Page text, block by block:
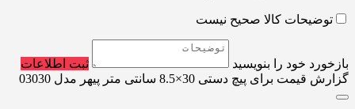
توضیحات کالا صحیح نیست
بازخورد خود را بنویسید
ثبت اطلاعات
گزارش قیمت برای پیچ دستی 30×8.5 سانتی متر پیهر مدل 03030